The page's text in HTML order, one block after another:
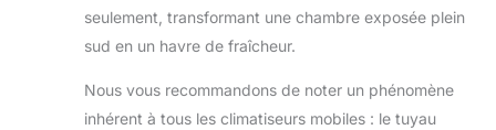
seulement, transformant une chambre exposée plein
sud en un havre de fraîcheur.
Nous vous recommandons de noter un phénomène
inhérent à tous les climatiseurs mobiles : le tuyau